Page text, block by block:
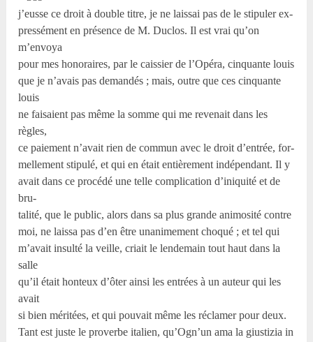
j’eusse ce droit à double titre, je ne laissai pas de le stipuler ex-
pressément en présence de M. Duclos. Il est vrai qu’on
m’envoya
pour mes honoraires, par le caissier de l’Opéra, cinquante louis
que je n’avais pas demandés ; mais, outre que ces cinquante
louis
ne faisaient pas même la somme qui me revenait dans les
règles,
ce paiement n’avait rien de commun avec le droit d’entrée, for-
mellement stipulé, et qui en était entièrement indépendant. Il y
avait dans ce procédé une telle complication d’iniquité et de
bru-
talité, que le public, alors dans sa plus grande animosité contre
moi, ne laissa pas d’en être unanimement choqué ; et tel qui
m’avait insulté la veille, criait le lendemain tout haut dans la
salle
qu’il était honteux d’ôter ainsi les entrées à un auteur qui les
avait
si bien méritées, et qui pouvait même les réclamer pour deux.
Tant est juste le proverbe italien, qu’Ogn’un ama la giustizia in